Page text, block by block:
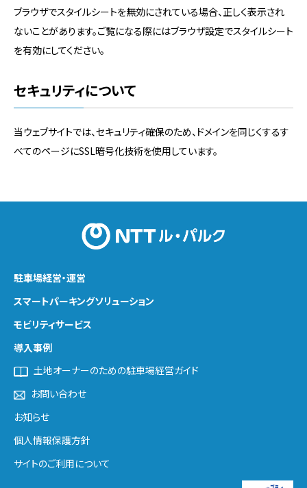
ブラウザでスタイルシートを無効にされている場合、正しく表示され
ないことがあります。ご覧になる際にはブラウザ設定でスタイルシート
を有効にしてください。
セキュリティについて
当ウェブサイトでは、セキュリティ確保のため、ドメインを同じくするす
べてのページにSSL暗号化技術を使用しています。
駐車場経営・運営
スマートパーキングソリューション
モビリティサービス
導入事例
土地オーナーのための駐車場経営ガイド
お問い合わせ
お知らせ
個人情報保護方針
サイトのご利用について